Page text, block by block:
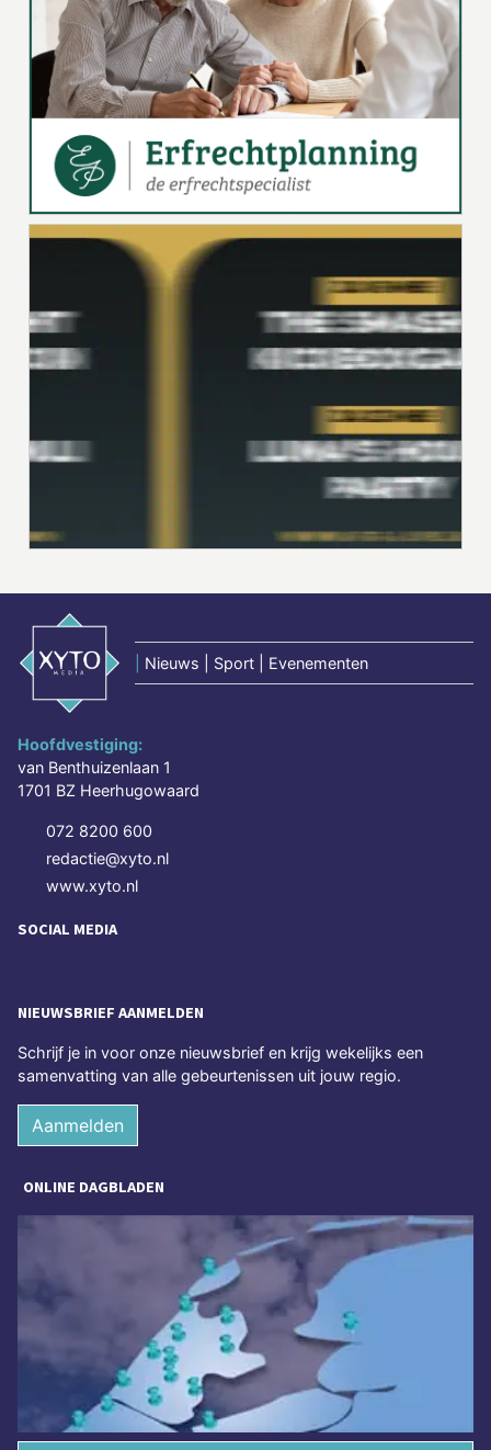
Nieuws | Sport | Evenementen
Hoofdvestiging:
van Benthuizenlaan 1
1701 BZ Heerhugowaard
072 8200 600
redactie@xyto.nl
www.xyto.nl
SOCIAL MEDIA
NIEUWSBRIEF AANMELDEN
Schrijf je in voor onze nieuwsbrief en krijg wekelijks een
samenvatting van alle gebeurtenissen uit jouw regio.
Aanmelden
ONLINE DAGBLADEN